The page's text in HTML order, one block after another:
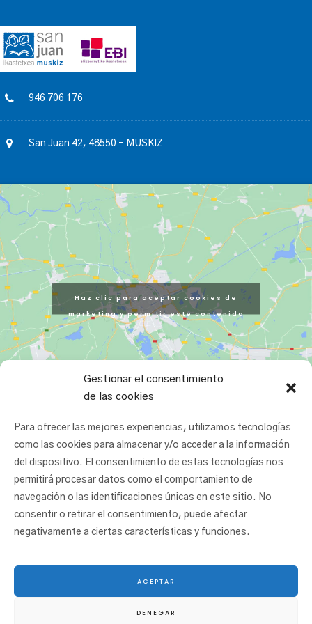
Gestionar el consentimiento
de las cookies
Para ofrecer las mejores experiencias, utilizamos tecnologías
como las cookies para almacenar y/o acceder a la información
del dispositivo. El consentimiento de estas tecnologías nos
permitirá procesar datos como el comportamiento de
navegación o las identificaciones únicas en este sitio. No
consentir o retirar el consentimiento, puede afectar
negativamente a ciertas características y funciones.
ACEPTAR
DENEGAR
946 706 176
San Juan 42, 48550 – MUSKIZ
Haz clic para aceptar cookies de
marketing y permitir este contenido
Aviso legal|